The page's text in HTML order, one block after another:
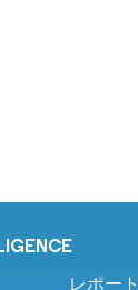
レポート